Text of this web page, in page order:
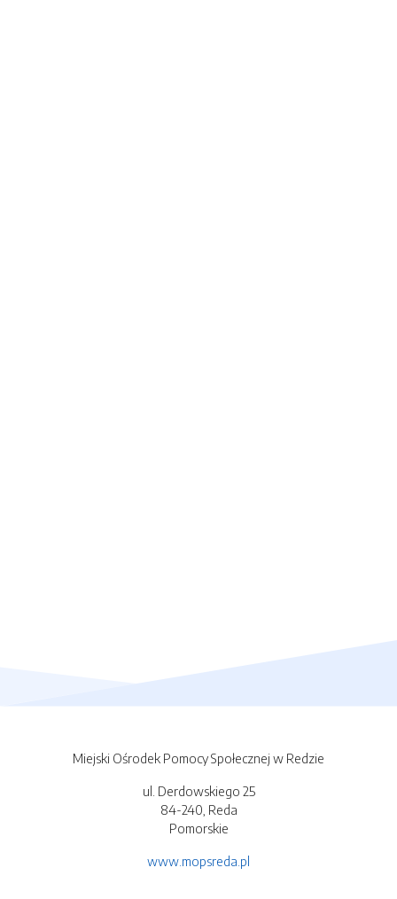
Miejski Ośrodek Pomocy Społecznej w Redzie
ul. Derdowskiego 25
84-240, Reda
Pomorskie
www.mopsreda.pl